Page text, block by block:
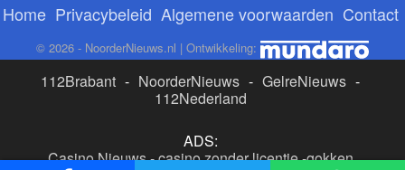
Home Privacybeleid Algemene voorwaarden Contact
© 2026 - NoorderNieuws.nl | Ontwikkeling:
112Brabant - NoorderNieuws - GelreNieuws -
112Nederland
ADS:
Casino Nieuws-casino zonder licentie-gokken